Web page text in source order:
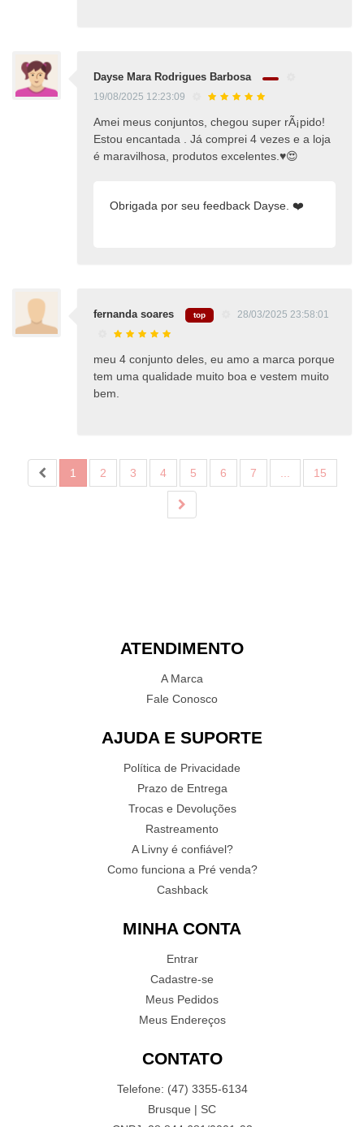
Dayse Mara Rodrigues Barbosa
19/08/2025 12:23:09
Amei meus conjuntos, chegou super rÃ¡pido!
Estou encantada . Já comprei 4 vezes e a loja
é maravilhosa, produtos excelentes.♥️😍
Obrigada por seu feedback Dayse. ❤️
fernanda soares top 28/03/2025 23:58:01
meu 4 conjunto deles, eu amo a marca porque
tem uma qualidade muito boa e vestem muito
bem.
1 2 3 4 5 6 7 ... 15
ATENDIMENTO
A Marca
Fale Conosco
AJUDA E SUPORTE
Política de Privacidade
Prazo de Entrega
Trocas e Devoluções
Rastreamento
A Livny é confiável?
Como funciona a Pré venda?
Cashback
MINHA CONTA
Entrar
Cadastre-se
Meus Pedidos
Meus Endereços
CONTATO
Telefone: (47) 3355-6134
Brusque | SC